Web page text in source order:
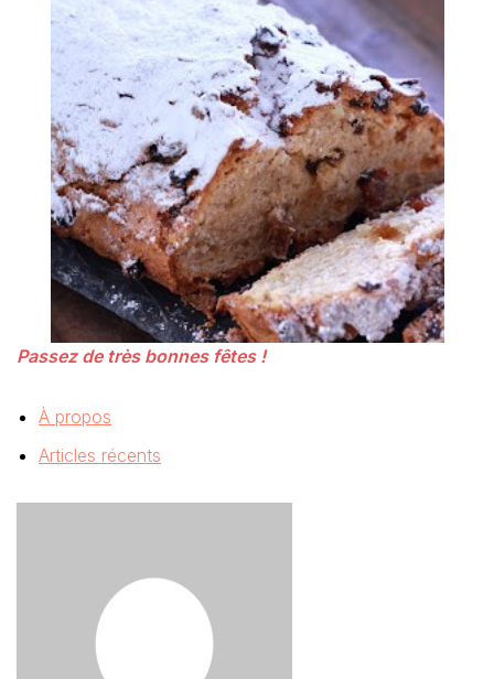
Passez de très bonnes fêtes !
À propos
Articles récents